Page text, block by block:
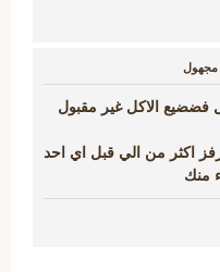
مجهول
فضضيع الاكل غير مقبول
اكثر من الي قبل اي احد
منك